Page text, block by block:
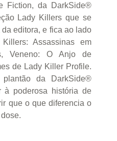
Fiction, da DarkSide®
Lady Killers que se
editora, e fica ao lado
Assassinas em
Veneno: O Anjo de
de Lady Killer Profile.
da DarkSide®
à poderosa história de
que o que diferencia o